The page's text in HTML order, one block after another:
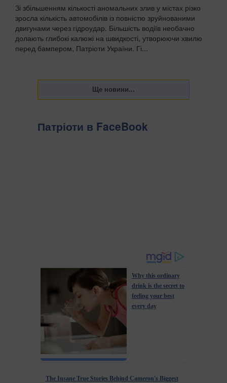
Зі збільшенням кількості аномальних злив у містах різко
зросла кількість автомобілів із повністю зруйнованими
двигунами через гідроудар. Більшість водіїв необачно
долають глибокі калюжі на швидкості, утворюючи хвилю
перед бампером, Патріоти України. Гі...
Патріоти в FaceBook
Why this ordinary
drink is the secret to
feeling your best
every day
The Insane True Stories Behind Cameron's Biggest